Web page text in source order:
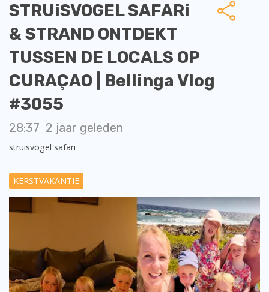
STRUiSVOGEL SAFARi
& STRAND ONTDEKT
TUSSEN DE LOCALS OP
CURAÇAO | Bellinga Vlog
#3055
28:37 2 jaar geleden
struisvogel safari
KERSTVAKANTIE